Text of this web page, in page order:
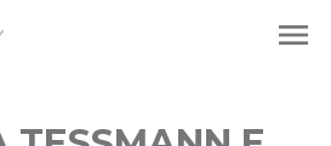
menu